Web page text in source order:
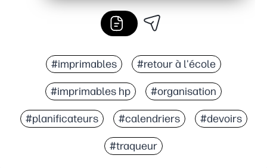
#imprimables #retour à l'école
#imprimables hp #organisation
#planificateurs #calendriers #devoirs
#traqueur